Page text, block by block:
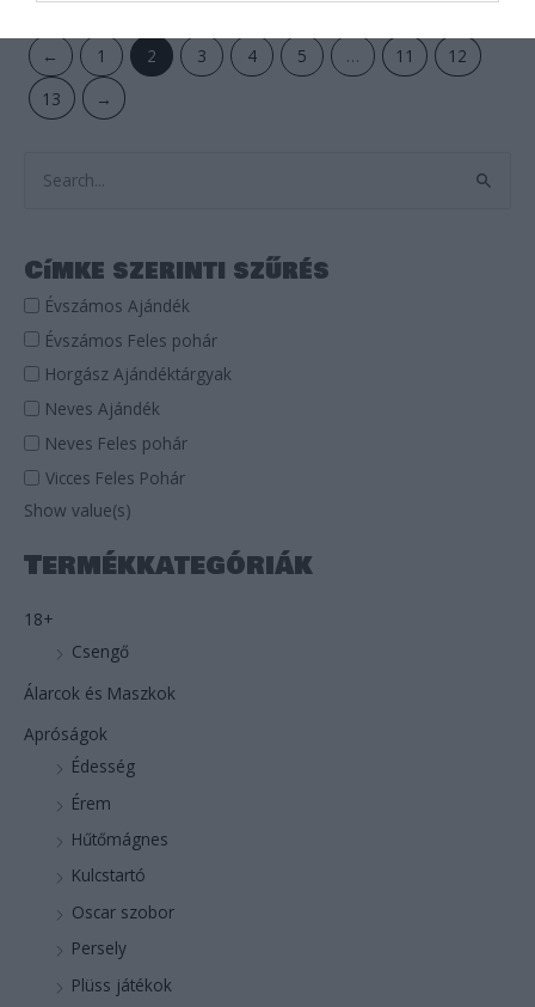
r
c
h
f
o
r
:
Címke szerinti szűrés
Évszámos Ajándék
Évszámos Feles pohár
Horgász Ajándéktárgyak
Neves Ajándék
Neves Feles pohár
Vicces Feles Pohár
Show value(s)
Termékkategóriák
18+
Csengő
Álarcok és Maszkok
Apróságok
Édesség
Érem
Hűtőmágnes
Kulcstartó
Oscar szobor
Persely
Plüss játékok
← 1 2 3 4 5 … 11
12
13
→